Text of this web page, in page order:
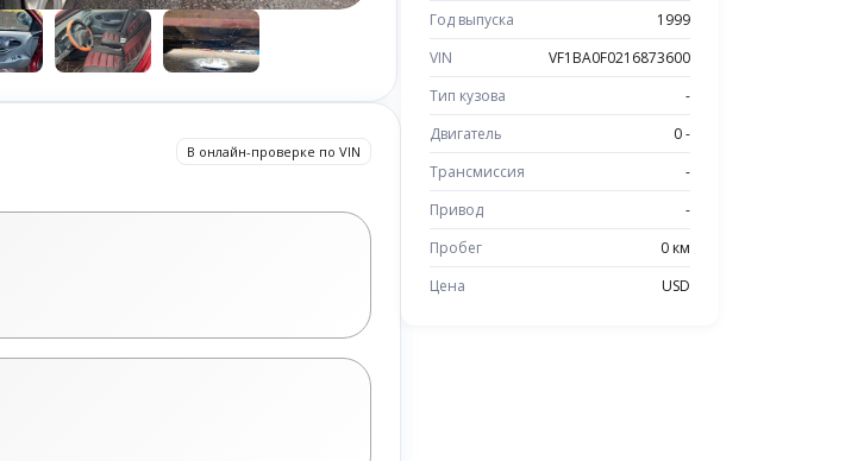
В онлайн-проверке по VIN
Год выпуска
1999
VIN
VF1BA0F0216873600
Тип кузова
-
Двигатель
0 -
Трансмиссия
-
Привод
-
Пробег
0 км
Цена
USD